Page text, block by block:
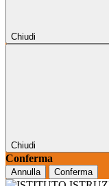
Chiudi
Chiudi
Conferma
Annulla Conferma